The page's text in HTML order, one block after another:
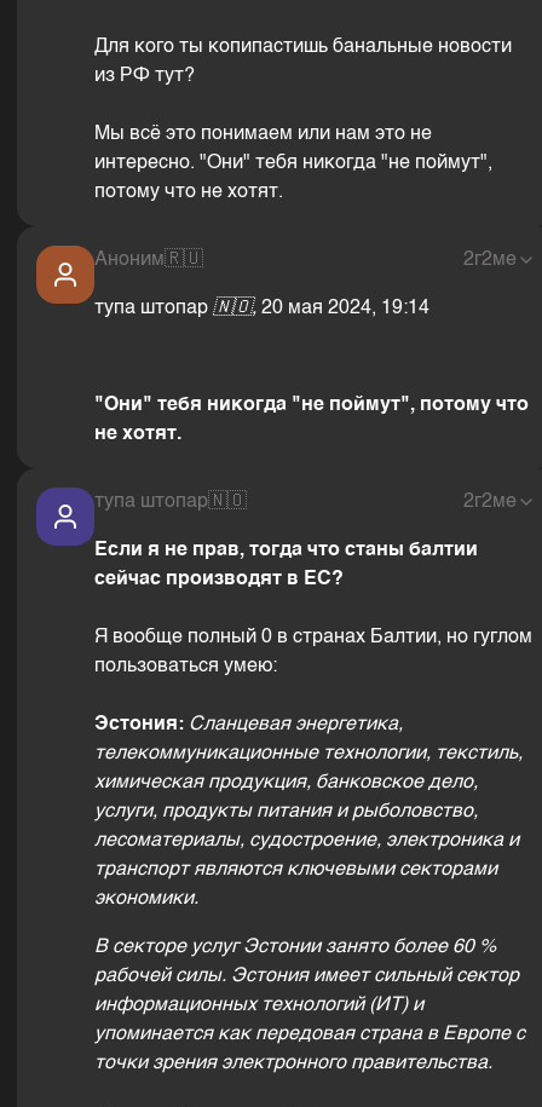
Для кого ты копипастишь банальные новости
из РФ тут?
Мы всё это понимаем или нам это не
интересно. "Они" тебя никогда "не поймут",
потому что не хотят.
Аноним🇷🇺 2г2ме
тупа штопар 🇳🇴, 20 мая 2024, 19:14
"Они" тебя никогда "не поймут", потому что
не хотят.
тупа штопар🇳🇴 2г2ме
Если я не прав, тогда что станы балтии
сейчас производят в ЕС?
Я вообще полный 0 в странах Балтии, но гуглом
пользоваться умею:
Эстония: Сланцевая энергетика,
телекоммуникационные технологии, текстиль,
химическая продукция, банковское дело,
услуги, продукты питания и рыболовство,
лесоматериалы, судостроение, электроника и
транспорт являются ключевыми секторами
экономики.
В секторе услуг Эстонии занято более 60 %
рабочей силы. Эстония имеет сильный сектор
информационных технологий (ИТ) и
упоминается как передовая страна в Европе с
точки зрения электронного правительства.